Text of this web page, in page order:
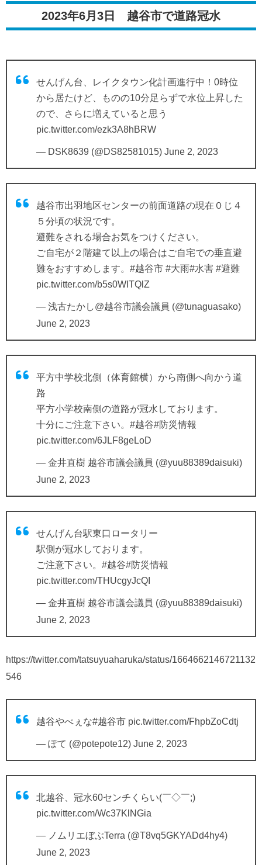
2023年6月3日 越谷市で道路冠水
せんげん台、レイクタウン化計画進行中！0時位
から居たけど、ものの10分足らずで水位上昇した
ので、さらに増えていると思う
pic.twitter.com/ezk3A8hBRW
— DSK8639 (@DS82581015) June 2, 2023
越谷市出羽地区センターの前面道路の現在０じ４
５分頃の状況です。
避難をされる場合お気をつけください。
ご自宅が２階建て以上の場合はご自宅での垂直避
難をおすすめします。 #越谷市 #大雨#水害 #避難
pic.twitter.com/b5s0WITQlZ
— 浅古たかし@越谷市議会議員 (@tunaguasako)
June 2, 2023
平方中学校北側（体育館横）から南側へ向かう道
路
平方小学校南側の道路が冠水しております。
十分にご注意下さい。 #越谷#防災情報
pic.twitter.com/6JLF8geLoD
— 金井直樹 越谷市議会議員 (@yuu88389daisuki)
June 2, 2023
せんげん台駅東口ロータリー
駅側が冠水しております。
ご注意下さい。 #越谷#防災情報
pic.twitter.com/THUcgyJcQI
— 金井直樹 越谷市議会議員 (@yuu88389daisuki)
June 2, 2023
https://twitter.com/tatsuyuaharuka/status/1664662146721132
546
越谷やべぇな#越谷市 pic.twitter.com/FhpbZoCdtj
— ぽて (@potepote12) June 2, 2023
北越谷、冠水60センチくらい(￣◇￣;)
pic.twitter.com/Wc37KlNGia
— ノムリエぼぶTerra (@T8vq5GKYADd4hy4)
June 2, 2023